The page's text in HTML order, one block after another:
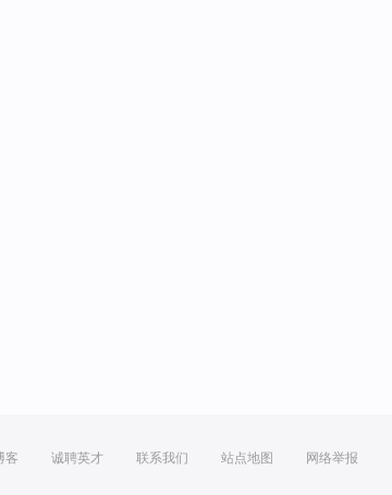
客 诚聘英才 联系我们 站点地图 网络举报